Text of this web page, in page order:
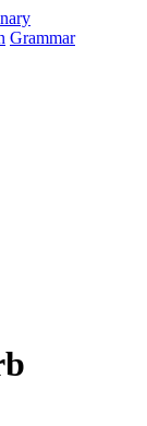
Grammar